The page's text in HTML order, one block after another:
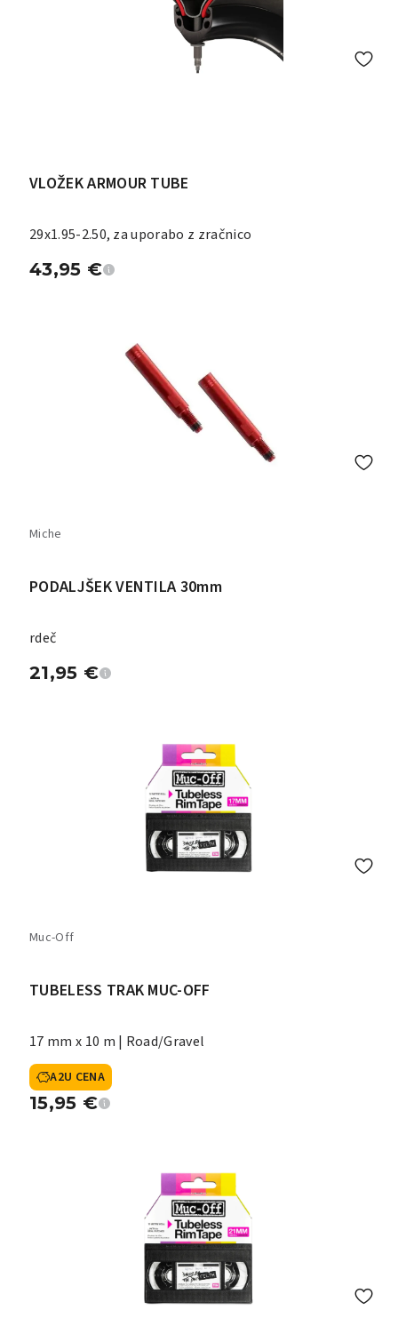
VLOŽEK ARMOUR TUBE
29x1.95-2.50, za uporabo z zračnico
43,95 €
Miche
PODALJŠEK VENTILA 30mm
rdeč
21,95 €
Muc-Off
TUBELESS TRAK MUC-OFF
17 mm x 10 m | Road/Gravel
A2U CENA
15,95 €